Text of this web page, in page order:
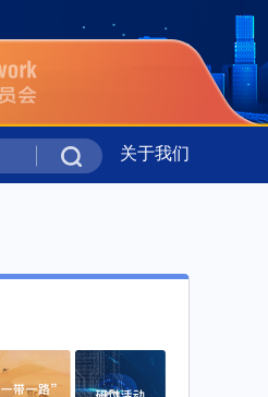
新华时评丨携手同行 共绘上合组织
关于我们